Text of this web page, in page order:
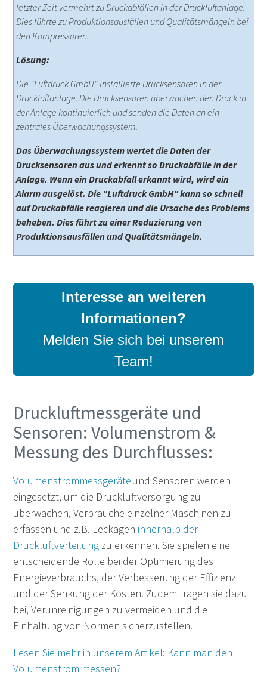
letzter Zeit vermehrt zu Druckabfällen in der Druckluftanlage.
Dies führte zu Produktionsausfällen und Qualitätsmängeln bei
den Kompressoren.
Lösung:
Die "Luftdruck GmbH" installierte Drucksensoren in der
Druckluftanlage. Die Drucksensoren überwachen den Druck in
der Anlage kontinuierlich und senden die Daten an ein
zentrales Überwachungssystem.
Das Überwachungssystem wertet die Daten der
Drucksensoren aus und erkennt so Druckabfälle in der
Anlage. Wenn ein Druckabfall erkannt wird, wird ein
Alarm ausgelöst. Die "Luftdruck GmbH" kann so schnell
auf Druckabfälle reagieren und die Ursache des Problems
beheben. Dies führt zu einer Reduzierung von
Produktionsausfällen und Qualitätsmängeln.
Interesse an weiteren
Informationen?
Melden Sie sich bei unserem
Team!
Druckluftmessgeräte und
Sensoren: Volumenstrom &
Messung des Durchflusses:
Volumenstrommessgeräteund Sensoren werden
eingesetzt, um die Druckluftversorgung zu
überwachen, Verbräuche einzelner Maschinen zu
erfassen und z.B. Leckagen innerhalb der
Druckluftverteilungzu erkennen. Sie spielen eine
entscheidende Rolle bei der Optimierung des
Energieverbrauchs, der Verbesserung der Effizienz
und der Senkung der Kosten. Zudem tragen sie dazu
bei, Verunreinigungen zu vermeiden und die
Einhaltung von Normen sicherzustellen.
Lesen Sie mehr in unserem Artikel: Kann man den
Volumenstrom messen?